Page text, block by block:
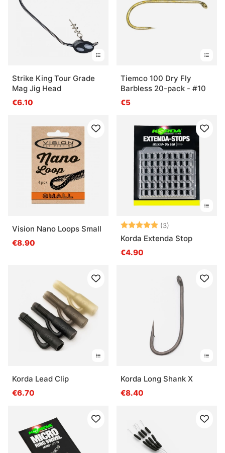
Strike King Tour Grade
Mag Jig Head
€6.10
Tiemco 100 Dry Fly
Barbless 20-pack - #10
€5
Vision Nano Loops Small
€8.90
Beoordeling:
(3)
Korda Extenda Stop
€4.90
Korda Lead Clip
€6.70
Korda Long Shank X
€8.40